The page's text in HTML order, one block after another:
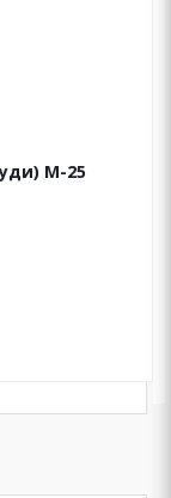
М-25
15 минут!